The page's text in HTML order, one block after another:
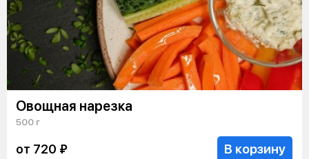
Овощная нарезка
500 г
от 720 ₽ В корзину